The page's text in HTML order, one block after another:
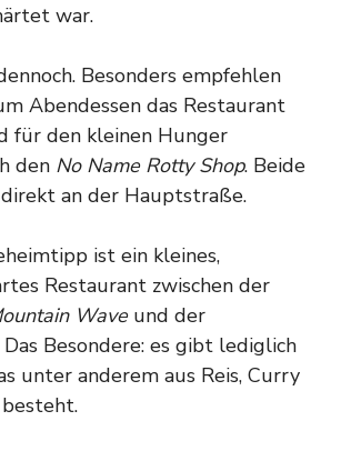
war.
Besonders empfehlen
Abendessen das Restaurant
für den kleinen Hunger
den No Name Rotty Shop. Beide
an der Hauptstraße.
ist ein kleines,
Restaurant zwischen der
Waveund der
Besondere: es gibt lediglich
unter anderem aus Reis, Curry